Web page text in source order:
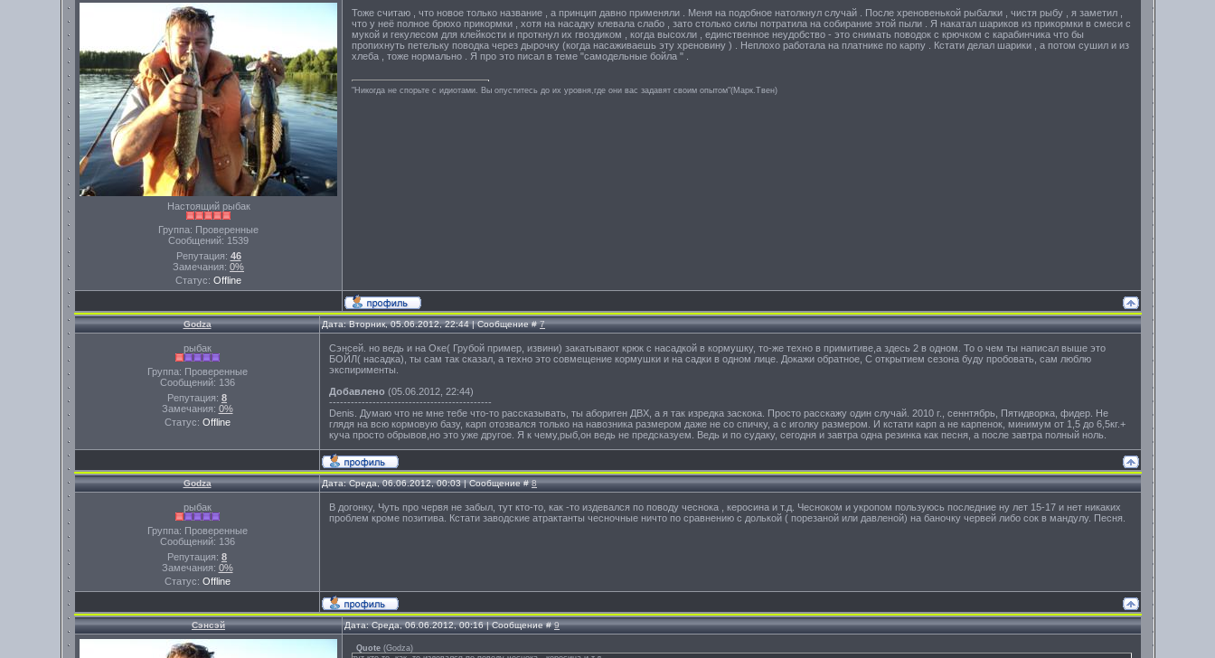
Настоящий рыбак
Группа: Проверенные
Сообщений: 1539
Репутация: 46
Замечания: 0%
Статус: Offline
Тоже считаю , что новое только название , а принцип давно применяли . Меня на подобное натолкнул случай . После хреновенькой рыбалки , чистя рыбу , я заметил ,
что у неё полное брюхо прикормки , хотя на насадку клевала слабо , зато столько силы потратила на собирание этой пыли . Я накатал шариков из прикормки в смеси с
мукой и гекулесом для клейкости и проткнул их гвоздиком , когда высохли , единственное неудобство - это снимать поводок с крючком с карабинчика что бы
пропихнуть петельку поводка через дырочку (когда насаживаешь эту хреновину ) . Неплохо работала на платнике по карпу . Кстати делал шарики , а потом сушил и из
хлеба , тоже нормально . Я про это писал в теме "самодельные бойла " .
"Никогда не спорьте с идиотами. Вы опуститесь до их уровня,где они вас задавят своим опытом"(Марк.Твен)
Godza Дата: Вторник, 05.06.2012, 22:44 | Сообщение #7
рыбак
Группа: Проверенные
Сообщений: 136
Репутация: 8
Замечания: 0%
Статус: Offline
Сэнсей. но ведь и на Оке( Грубой пример, извини) закатывают крюк с насадкой в кормушку, то-же техно в примитиве,а здесь 2 в одном. То о чем ты написал выше это
БОЙЛ( насадка), ты сам так сказал, а техно это совмещение кормушки и на садки в одном лице. Докажи обратное, С открытием сезона буду пробовать, сам люблю
экспирименты.
Добавлено (05.06.2012, 22:44)
---------------------------------------------
Denis. Думаю что не мне тебе что-то рассказывать, ты абориген ДВХ, а я так изредка заскока. Просто расскажу один случай. 2010 г., сеннтябрь, Пятидворка, фидер. Не
глядя на всю кормовую базу, карп отозвался только на навозника размером даже не со спичку, а с иголку размером. И кстати карп а не карпенок, минимум от 1,5 до 6,5кг.+
куча просто обрывов,но это уже другое. Я к чему,рыб,он ведь не предсказуем. Ведь и по судаку, сегодня и завтра одна резинка как песня, а после завтра полный ноль.
Godza Дата: Среда, 06.06.2012, 00:03 | Сообщение #8
рыбак
Группа: Проверенные
Сообщений: 136
Репутация: 8
Замечания: 0%
Статус: Offline
В догонку, Чуть про червя не забыл, тут кто-то, как -то издевался по поводу чеснока , керосина и т.д. Чесноком и укропом пользуюсь последние ну лет 15-17 и нет никаких
проблем кроме позитива. Кстати заводские атрактанты чесночные ничто по сравнению с долькой ( порезаной или давленой) на баночку червей либо сок в мандулу. Песня.
Сэнсэй Дата: Среда, 06.06.2012, 00:16 | Сообщение #9
Quote (Godza)